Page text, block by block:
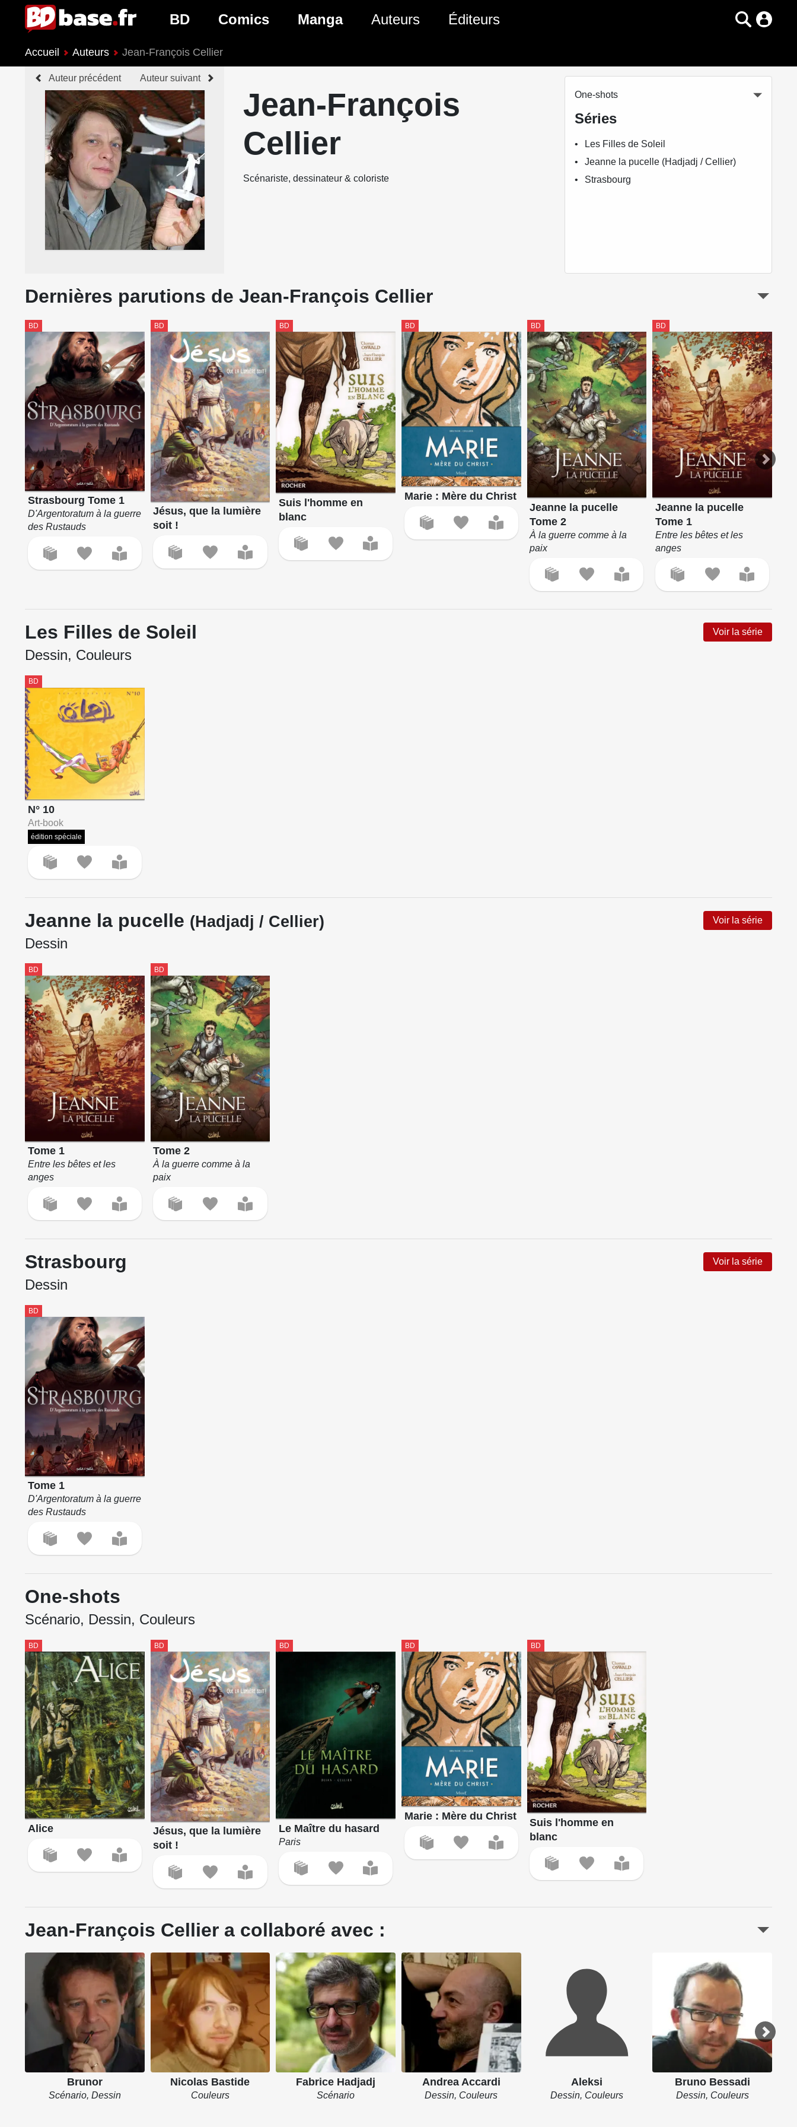
BD
Nouveautés BD
Prochaines sorties BD
Genres BD
Comics
Nouveautés Comics
Genres Comics
Manga
Genres Manga
Auteurs Éditeurs
Accueil Auteurs Jean-François Cellier
Auteur précédent Auteur suivant
Jean-François
Cellier
Scénariste, dessinateur & coloriste
One-shots
Séries
Les Filles de Soleil
Jeanne la pucelle (Hadjadj / Cellier)
Strasbourg
Dernières parutions de Jean-François Cellier
BD
Strasbourg Tome 1
D'Argentoratum à la guerre
des Rustauds
BD
Jésus, que la lumière
soit !
BD
Suis l'homme en
blanc
BD
Marie : Mère du Christ
BD
Jeanne la pucelle
Tome 2
À la guerre comme à la
paix
BD
Jeanne la pucelle
Tome 1
Entre les bêtes et les
anges
Les Filles de Soleil Voir la série
Dessin, Couleurs
BD
N° 10
Art-book
édition spéciale
Jeanne la pucelle (Hadjadj / Cellier) Voir la série
Dessin
BD
Tome 1
Entre les bêtes et les
anges
BD
Tome 2
À la guerre comme à la
paix
Strasbourg Voir la série
Dessin
BD
Tome 1
D'Argentoratum à la guerre
des Rustauds
One-shots
Scénario, Dessin, Couleurs
BD
Alice
BD
Jésus, que la lumière
soit !
BD
Le Maître du hasard
Paris
BD
Marie : Mère du Christ
BD
Suis l'homme en
blanc
Jean-François Cellier a collaboré avec :
Brunor
Scénario, Dessin
Nicolas Bastide
Couleurs
Fabrice Hadjadj
Scénario
Andrea Accardi
Dessin, Couleurs
Aleksi
Dessin, Couleurs
Bruno Bessadi
Dessin, Couleurs